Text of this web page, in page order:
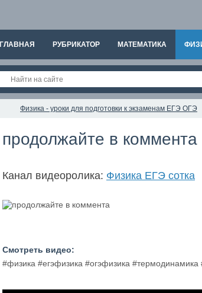
ГЛАВНАЯ РУБРИКАТОР МАТЕМАТИКА
Физика - уроки для подготовки к экзаменам ЕГЭ ОГЭ
продолжайте в коммента
Канал видеоролика: Физика ЕГЭ сотка
Смотреть видео:
#физика #егэфизика #огэфизика